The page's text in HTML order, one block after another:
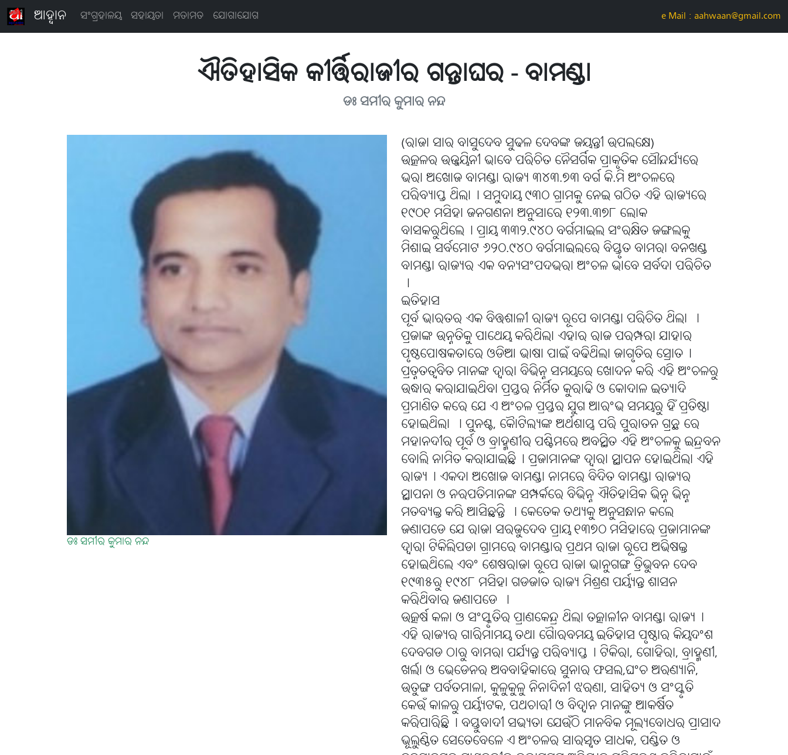
ଆହ୍ବାନ ସଂଗ୍ରହାଳୟ ସହାୟତା ମତାମତ ଯୋଗାଯୋଗ e-Mail : aahwaan@gmail.com
ଐତିହାସିକ କୀର୍ତ୍ତିରାଜୀର ଗନ୍ତାଘର - ବାମଣ୍ଡା
ଡଃ ସମୀର କୁମାର ନନ୍ଦ
ଡଃ ସମୀର କୁମାର ନନ୍ଦ
(ରାଜା ସାର ବାସୁଦେବ ସୁଢଳ ଦେବଙ୍କ ଜୟନ୍ତୀ ଉପଲକ୍ଷେ)
ଉତ୍କଳର ଉଜ୍ଜୟିନୀ ଭାବେ ପରିଚିତ ନୈସର୍ଗିକ ପ୍ରାକୃତିକ ସୌନ୍ଦର୍ଯ୍ୟରେ
ଭରା ଅଖୋଜ ବାମଣ୍ଡା ରାଜ୍ୟ ୩୪୩.୭୩ ବର୍ଗ କି.ମି ଅଂଚଳରେ
ପରିବ୍ୟାପ୍ତ ଥିଲା୤ ସମୁଦାୟ ୯୩୦ ଗ୍ରାମକୁ ନେଇ ଗଠିତ ଏହି ରାଜ୍ୟରେ
୧୯୦୧ ମସିହା ଜନଗଣନା ଅନୁସାରେ ୧୨୩.୩୭୮ ଲୋକ
ବାସକରୁଥିଲେ୤ ପ୍ରାୟ ୩୩୨.୯୪୦ ବର୍ଗମାଇଲ ସଂରକ୍ଷିତ ଜଙ୍ଗଲକୁ
ମିଶାଇ ସର୍ବମୋଟ ୬୨୦.୯୪୦ ବର୍ଗମାଇଲରେ ବିସ୍ତୃତ ବାମରା ବନଖଣ୍ଡ
ବାମଣ୍ଡା ରାଜ୍ୟର ଏକ ବନ୍ୟସଂପଦଭରା ଅଂଚଳ ଭାବେ ସର୍ବଦା ପରିଚିତ
।
ଇତିହାସ
ପୂର୍ବ ଭାରତର ଏକ ବିତ୍ତଶାଳୀ ରାଜ୍ୟ ରୂପେ ବାମଣ୍ଡା ପରିଚିତ ଥିଲା ।
ପ୍ରଜାଙ୍କ ଉନ୍ନତିକୁ ପାଥେୟ କରିଥିଲା ଏହାର ରାଜ ପରମ୍ପରା ଯାହାର
ପୃଷ୍ଠପୋଷକତାରେ ଓଡିଆ ଭାଷା ପାଇଁ ବଢିଥିଲା ଜାଗୃତିର ସ୍ରୋତ୤
ପ୍ରତ୍ନତତ୍ୱବିତ ମାନଙ୍କ ଦ୍ୱାରା ବିଭିନ୍ନ ସମୟରେ ଖୋଦନ କରି ଏହି ଅଂଚଳରୁ
ଉଦ୍ଧାର କରାଯାଇଥିବା ପ୍ରସ୍ତର ନିର୍ମିତ କୁରାଢି ଓ କୋଦାଳ ଇତ୍ୟାଦି
ପ୍ରମାଣିତ କରେ ଯେ ଏ ଅଂଚଳ ପ୍ରସ୍ତର ଯୁଗ ଆରଂଭ ସମୟରୁ ହିଁ ପ୍ରତିଷ୍ଠା
ହୋଇଥିଲା । ପୁନଶ୍ଚ, କୈାଟିଲ୍ୟଙ୍କ ଅର୍ଥଶାସ୍ତ୍ର ପରି ପୁରାତନ ଗ୍ରନ୍ଥ ରେ
ମହାନଦୀର ପୂର୍ବ ଓ ବ୍ରାହ୍ମଣୀର ପଶ୍ଚିମରେ ଅବସ୍ଥିତ ଏହି ଅଂଚଳକୁ ଇନ୍ଦ୍ରବନ
ବୋଲି ନାମିତ କରାଯାଇଛି୤ ପ୍ରଜାମାନଙ୍କ ଦ୍ୱାରା ସ୍ଥାପନ ହୋଇଥିଲା ଏହି
ରାଜ୍ୟ୤ ଏକଦା ଅଖୋଜ ବାମଣ୍ଡା ନାମରେ ବିଦିତ ବାମଣ୍ଡା ରାଜ୍ୟର
ସ୍ଥାପନା ଓ ନରପତିମାନଙ୍କ ସମ୍ପର୍କରେ ବିଭିନ୍ନ ଐତିହାସିକ ଭିନ୍ନ ଭିନ୍ନ
ମତବ୍ୟକ୍ତ କରି ଆସିଛନ୍ତି । କେତେକ ତଥ୍ୟକୁ ଅନୁସନ୍ଧାନ କଲେ
ଜଣାପଡେ ଯେ ରାଜା ସରଜୁଦେବ ପ୍ରାୟ ୧୩୭୦ ମସିହାରେ ପ୍ରଜାମାନଙ୍କ
ଦ୍ୱାରା ଟିକିଲିପଡା ଗ୍ରାମରେ ବାମଣ୍ଡାର ପ୍ରଥମ ରାଜା ରୂପେ ଅଭିଷକ୍ତ
ହୋଇଥିଲେ ଏବଂ ଶେଷରାଜା ରୂପେ ରାଜା ଭାନୁଗଙ୍ଗ ତ୍ରିଭୁବନ ଦେବ
୧୯୩୫ରୁ ୧୯୪୮ ମସିହା ଗଡଜାତ ରାଜ୍ୟ ମିଶ୍ରଣ ପର୍ୟ୍ୟନ୍ତ ଶାସନ
କରିଥିବାର ଜଣାପଡେ ।
ଉତ୍କର୍ଷ କଳା ଓ ସଂସ୍କୃତିର ପ୍ରାଣକେନ୍ଦ୍ର ଥିଲା ତତ୍କାଳୀନ ବାମଣ୍ଡା ରାଜ୍ୟ୤
ଏହି ରାଜ୍ୟର ଗାରିମାମୟ ତଥା ଗୈାରବମୟ ଇତିହାସ ପୃଷ୍ଠାର କିୟଦଂଶ
ଦେବଗଡ ଠାରୁ ବାମରା ପର୍ଯ୍ୟନ୍ତ ପରିବ୍ୟାପ୍ତ୤ ଟିକିରା, ଗୋହିରା, ବ୍ରାହ୍ମଣୀ,
ଖର୍ଲା ଓ ଭେଡେନର ଅବବାହିକାରେ ସୁନାର ଫସଲ,ଘଂଚ ଅରଣ୍ୟାନି,
ଉତୁଙ୍ଗ ପର୍ବତମାଳା, କୁଳୁକୁଳୁ ନିନାଦିନୀ ଝରଣା, ସାହିତ୍ୟ ଓ ସଂସ୍କୃତି
କେଉଁ କାଳରୁ ପର୍ୟ୍ୟଟକ, ପଥଚାରୀ ଓ ବିଦ୍ୱାନ ମାନଙ୍କୁ ଆକର୍ଷିତ
କରିପାରିଛି୤ ବସ୍ତୁବାଦୀ ସଭ୍ୟତା ଯେଉଁଠି ମାନବିକ ମୂଲ୍ୟବୋଧର ପ୍ରାସାଦ
ଭୂଲୁଣ୍ଠିତ ସେତେବେଳେ ଏ ଅଂଚଳର ସାରସ୍ୱତ ସାଧକ, ପଣ୍ଡିତ ଓ